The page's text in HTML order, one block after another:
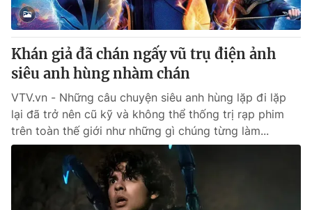
Khán giả đã chán ngấy vũ trụ điện ảnh
siêu anh hùng nhàm chán
VTV.vn - Những câu chuyện siêu anh hùng lặp đi lặp
lại đã trở nên cũ kỹ và không thể thống trị rạp phim
trên toàn thế giới như những gì chúng từng làm...